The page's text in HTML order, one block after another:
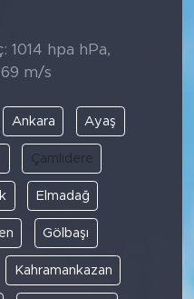
1014 hpa hPa,
m/s
Ankara Ayaş
Çamlıdere
Elmadağ
Gölbaşı
Kahramankazan